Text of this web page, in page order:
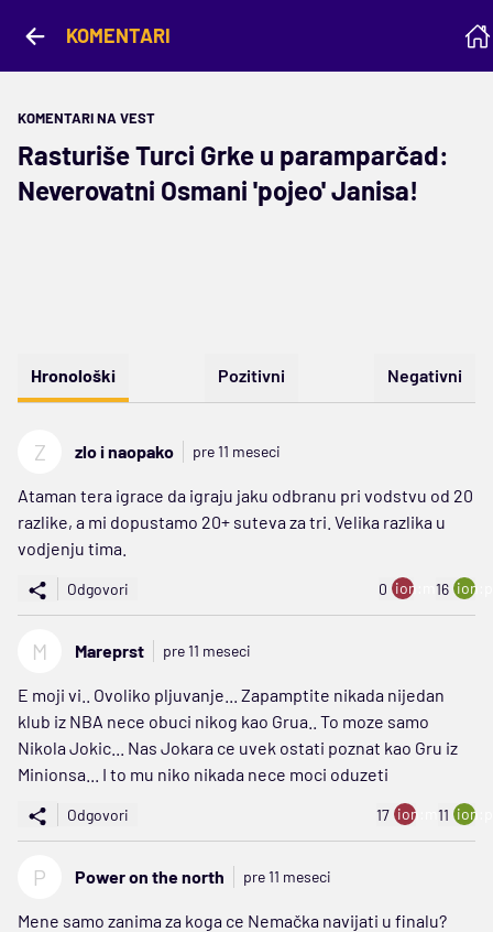
KOMENTARI
KOMENTARI NA VEST
Rasturiše Turci Grke u paramparčad:
Neverovatni Osmani 'pojeo' Janisa!
Hronološki Pozitivni Negativni
Z zlo i naopako pre 11 meseci
Ataman tera igrace da igraju jaku odbranu pri vodstvu od 20
razlike, a mi dopustamo 20+ suteva za tri. Velika razlika u
vodjenju tima.
Odgovori 0 ion:minus
16
M Mareprst pre 11 meseci
E moji vi.. Ovoliko pljuvanje... Zapamptite nikada nijedan
klub iz NBA nece obuci nikog kao Grua.. To moze samo
Nikola Jokic... Nas Jokara ce uvek ostati poznat kao Gru iz
Minionsa... I to mu niko nikada nece moci oduzeti
Odgovori 17 ion:minus
11
P Power on the north pre 11 meseci
Mene samo zanima za koga ce Nemačka navijati u finalu?